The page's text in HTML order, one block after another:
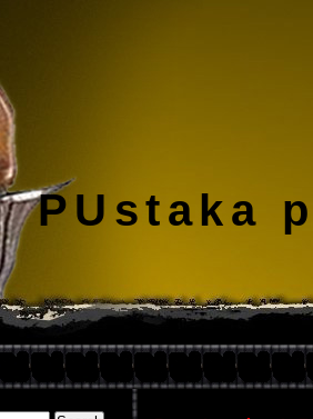
PUstaka